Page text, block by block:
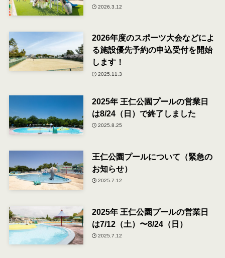
2026.3.12
2026年度のスポーツ大会などによ
る施設優先予約の申込受付を開始
します！
2025.11.3
2025年 王仁公園プールの営業日
は8/24（日）で終了しました
2025.8.25
王仁公園プールについて（緊急の
お知らせ）
2025.7.12
2025年 王仁公園プールの営業日
は7/12（土）〜8/24（日）
2025.7.12